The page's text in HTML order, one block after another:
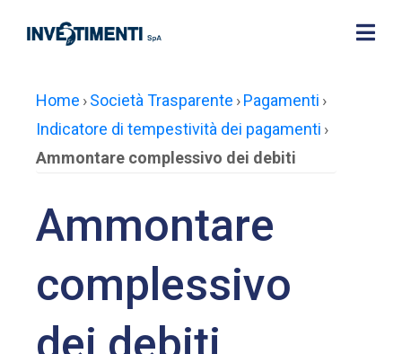
Home ›Società Trasparente ›Pagamenti ›
Indicatore di tempestività dei pagamenti ›
Ammontare complessivo dei debiti
Ammontare
complessivo